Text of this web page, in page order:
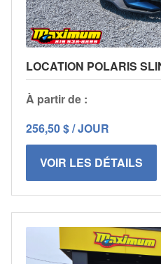
LOCATION POLARIS
À partir de :
256,50 $ / JOUR
VOIR LES DÉTAILS